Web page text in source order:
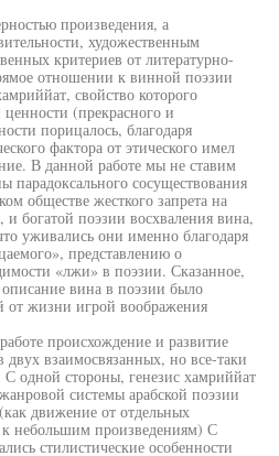
произведения, а
художественным
критериев от литературно-
отношении к винной поэзии
свойство которого
(прекрасного и
порицалось, благодаря
фактора от этического имел
В данной работе мы не ставим
парадоксального сосуществования
обществе жесткого запрета на
богатой поэзии восхваления вина,
уживались они именно благодаря
представлению о
«лжи» в поэзии. Сказанное,
описание вина в поэзии было
от жизни игрой воображения
происхождение и развитие
двух взаимосвязанных, но все-таки
С одной стороны, генезис хамриййат
системы арабской поэзии
движение от отдельных
небольшим произведениям) С
стилистические особенности